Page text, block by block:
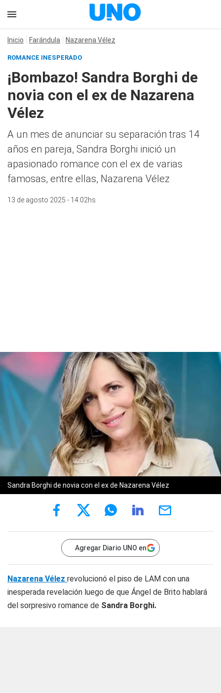
Inicio Farándula Nazarena Vélez
ROMANCE INESPERADO
¡Bombazo! Sandra Borghi de
novia con el ex de Nazarena
Vélez
A un mes de anunciar su separación tras 14
años en pareja, Sandra Borghi inició un
apasionado romance con el ex de varias
famosas, entre ellas, Nazarena Vélez
13 de agosto 2025 - 14:02hs
Sandra Borghi de novia con el ex de Nazarena Vélez
Agregar Diario UNO en
Nazarena Vélez revolucionó el piso de LAM con una
inesperada revelación luego de que Ángel de Brito hablará
del sorpresivo romance de Sandra Borghi.